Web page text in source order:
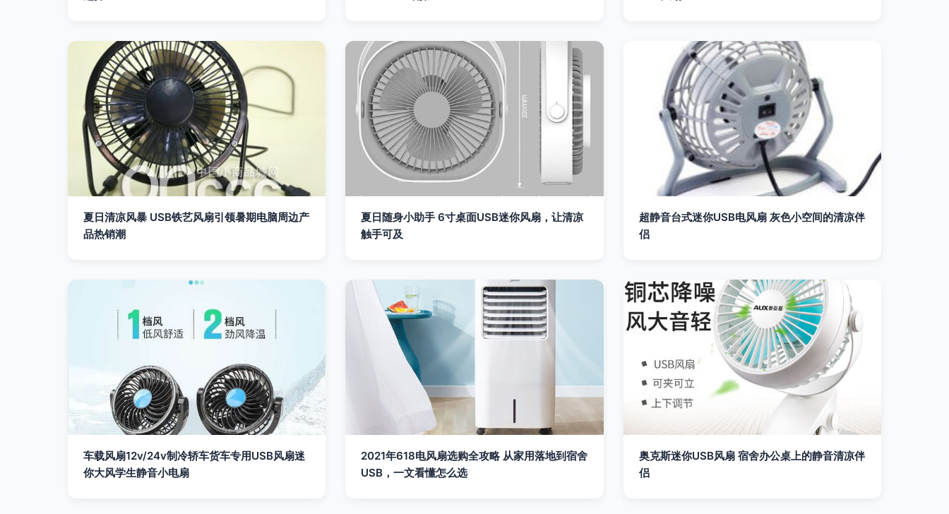
夏日清凉风暴 USB铁艺风扇引领暑期电脑周边产
品热销潮
夏日随身小助手 6寸桌面USB迷你风扇，让清凉
触手可及
超静音台式迷你USB电风扇 灰色小空间的清凉伴
侣
车载风扇12v/24v制冷轿车货车专用USB风扇迷
你大风学生静音小电扇
2021年618电风扇选购全攻略 从家用落地到宿舍
USB，一文看懂怎么选
奥克斯迷你USB风扇 宿舍办公桌上的静音清凉伴
侣